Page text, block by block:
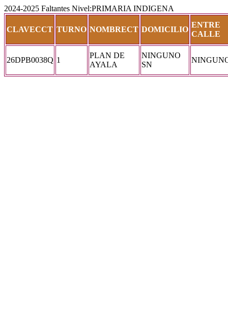
2024-2025 Faltantes Nivel:PRIMARIA INDIGENA
CLAVECCT TURNO NOMBRECT DOMICILIO
ENTRE
CALLE
26DPB0038Q 1
PLAN DE
AYALA
NINGUNO
SN